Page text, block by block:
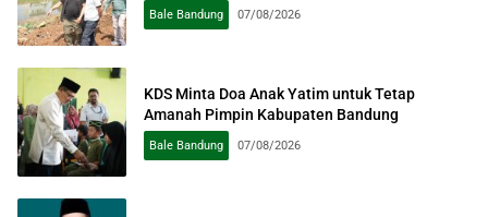
Bale Bandung 07/08/2026
KDS Minta Doa Anak Yatim untuk Tetap
Amanah Pimpin Kabupaten Bandung
Bale Bandung 07/08/2026